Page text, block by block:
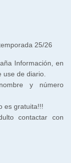
25/26
Información, en
de diario.
y número
es gratuita!!!
contactar con